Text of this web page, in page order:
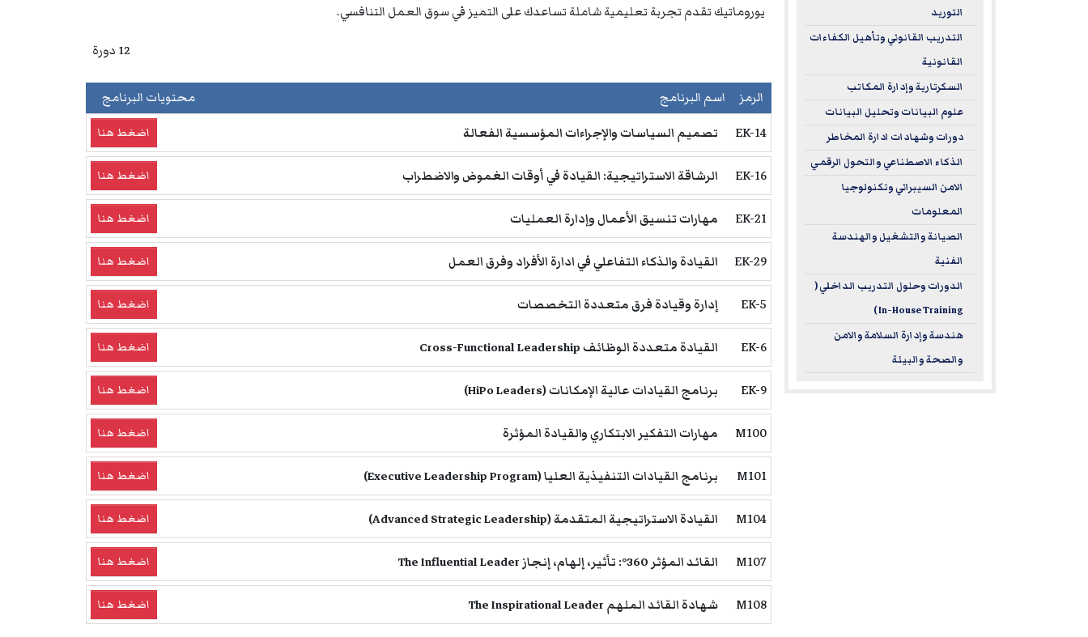
يوروماتيك تقدم تجربة تعليمية شاملة تساعدك على التميز في سوق العمل التنافسي.
12 دورة
الرمز اسم البرنامج محتويات البرنامج
EK-14 تصميم السياسات والإجراءات المؤسسية الفعالة اضغط هنا
EK-16 الرشاقة الاستراتيجية: القيادة في أوقات الغموض والاضطراب اضغط هنا
EK-21 مهارات تنسيق الأعمال وإدارة العمليات اضغط هنا
EK-29 القيادة والذكاء التفاعلي في ادارة الأفراد وفرق العمل اضغط هنا
EK-5 إدارة وقيادة فرق متعددة التخصصات اضغط هنا
EK-6 القيادة متعددة الوظائف Cross-Functional Leadership اضغط هنا
EK-9 برنامج القيادات عالية الإمكانات (HiPo Leaders) اضغط هنا
M100 مهارات التفكير الابتكاري والقيادة المؤثرة اضغط هنا
M101 برنامج القيادات التنفيذية العليا (Executive Leadership Program) اضغط هنا
M104 القيادة الاستراتيجية المتقدمة (Advanced Strategic Leadership) اضغط هنا
M107 القائد المؤثر 360°: تأثير، إلهام، إنجاز The Influential Leader اضغط هنا
M108 شهادة القائد الملهم The Inspirational Leader اضغط هنا
التوريد
التدريب القانوني وتأهيل الكفاءات
القانونية
السكرتارية وإدارة المكاتب
علوم البيانات وتحليل البيانات
دورات وشهادات ادارة المخاطر
الذكاء الاصطناعي والتحول الرقمي
الامن السيبراني وتكنولوجيا
المعلومات
الصيانة والتشغيل والهندسة
الفنية
الدورات وحلول التدريب الداخلي (
In-House Training )
هندسة وإدارة السلامة والامن
والصحة والبيئة